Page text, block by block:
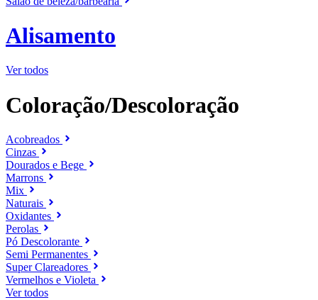
Alisamento
Ver todos
Coloração/Descoloração
Acobreados
Cinzas
Dourados e Bege
Marrons
Mix
Naturais
Oxidantes
Perolas
Pó Descolorante
Semi Permanentes
Super Clareadores
Vermelhos e Violeta
Ver todos